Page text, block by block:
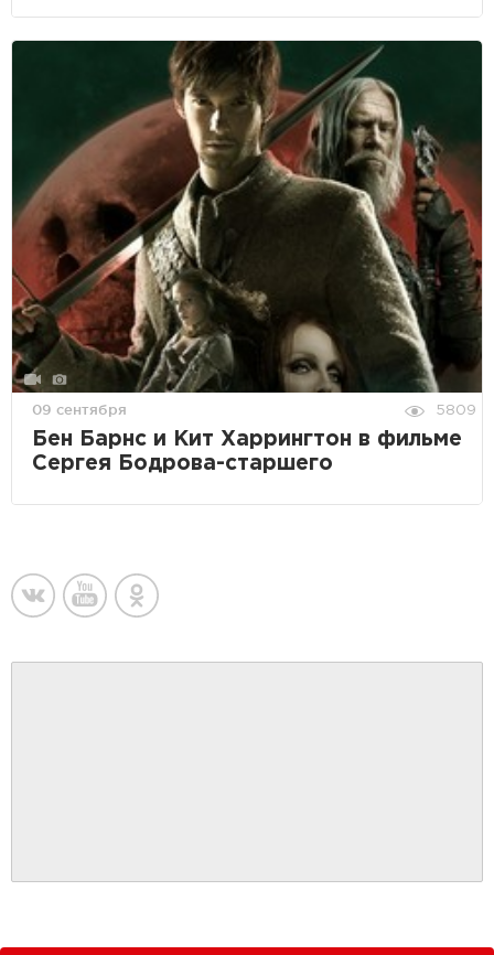
09 сентября 5809
Бен Барнс и Кит Харрингтон в фильме
Сергея Бодрова-старшего